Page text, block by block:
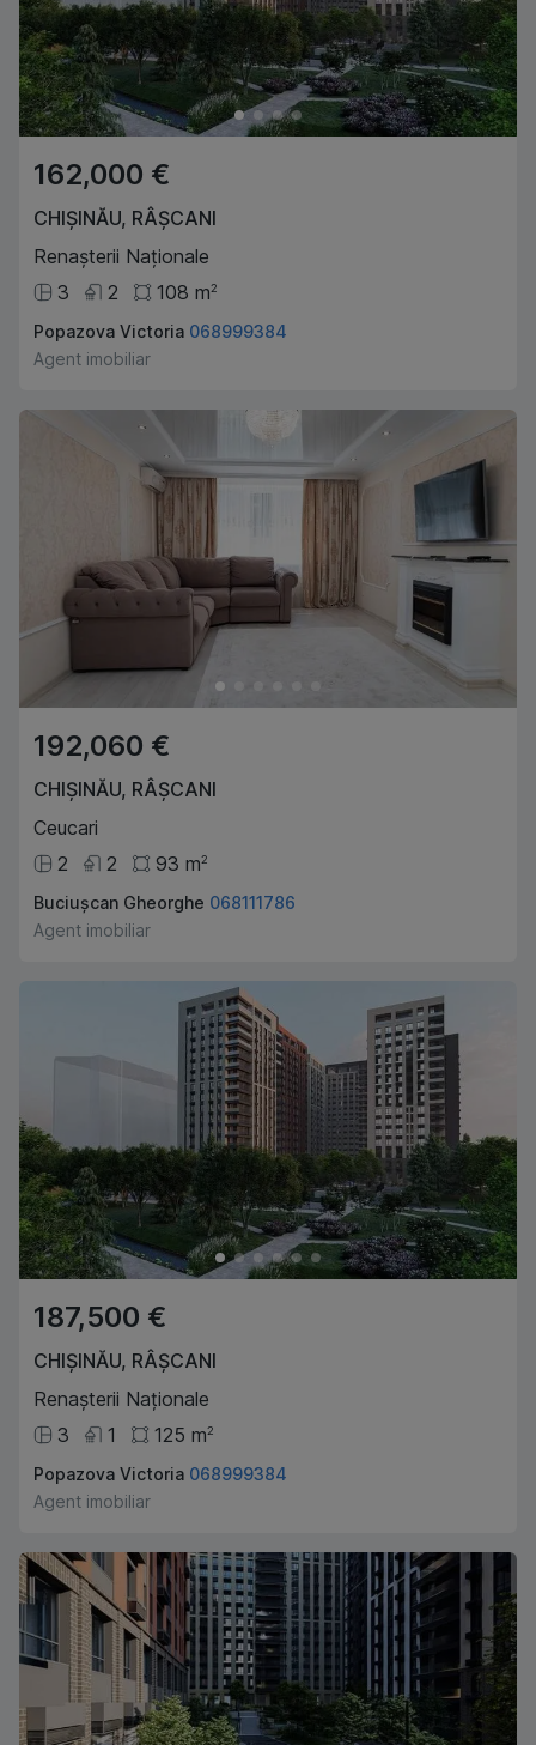
162,000 €
CHIȘINĂU, RÂȘCANI
Renașterii Naționale
3
2 108 m2
Popazova Victoria 068999384
Agent imobiliar
192,060 €
CHIȘINĂU, RÂȘCANI
Ceucari
2
2 93 m2
Buciușcan Gheorghe 068111786
Agent imobiliar
187,500 €
CHIȘINĂU, RÂȘCANI
Renașterii Naționale
3
1 125 m2
Popazova Victoria 068999384
Agent imobiliar